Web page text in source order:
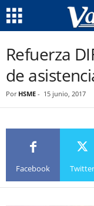
Refuerza
de
Por HSME - 15 junio, 2017
Facebook Twitter